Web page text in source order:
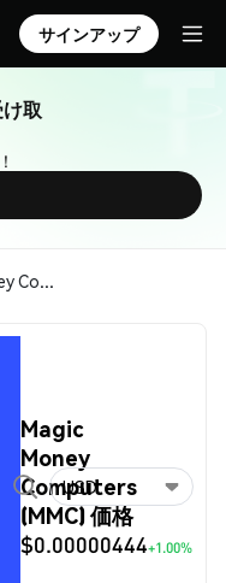
サインアップ
取
MMC (Magic Money Computers)
Magic
Money
Computers
(MMC) 価格
$0.00000444+1.00%
USD